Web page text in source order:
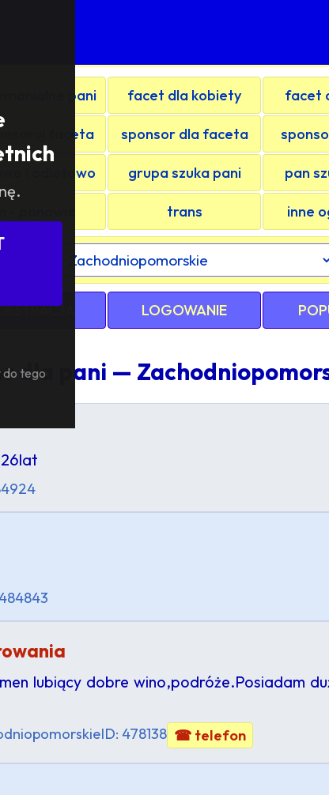
do tego
pani facet dla kobiety facet
faceta sponsor dla faceta
i odlotowo grupa szuka pani pan
trans inne
kraju:
LOGOWANIE
dla pani —
lubiący dobre wino,podróże.Posiadam
ID: 478138 ☎ telefon